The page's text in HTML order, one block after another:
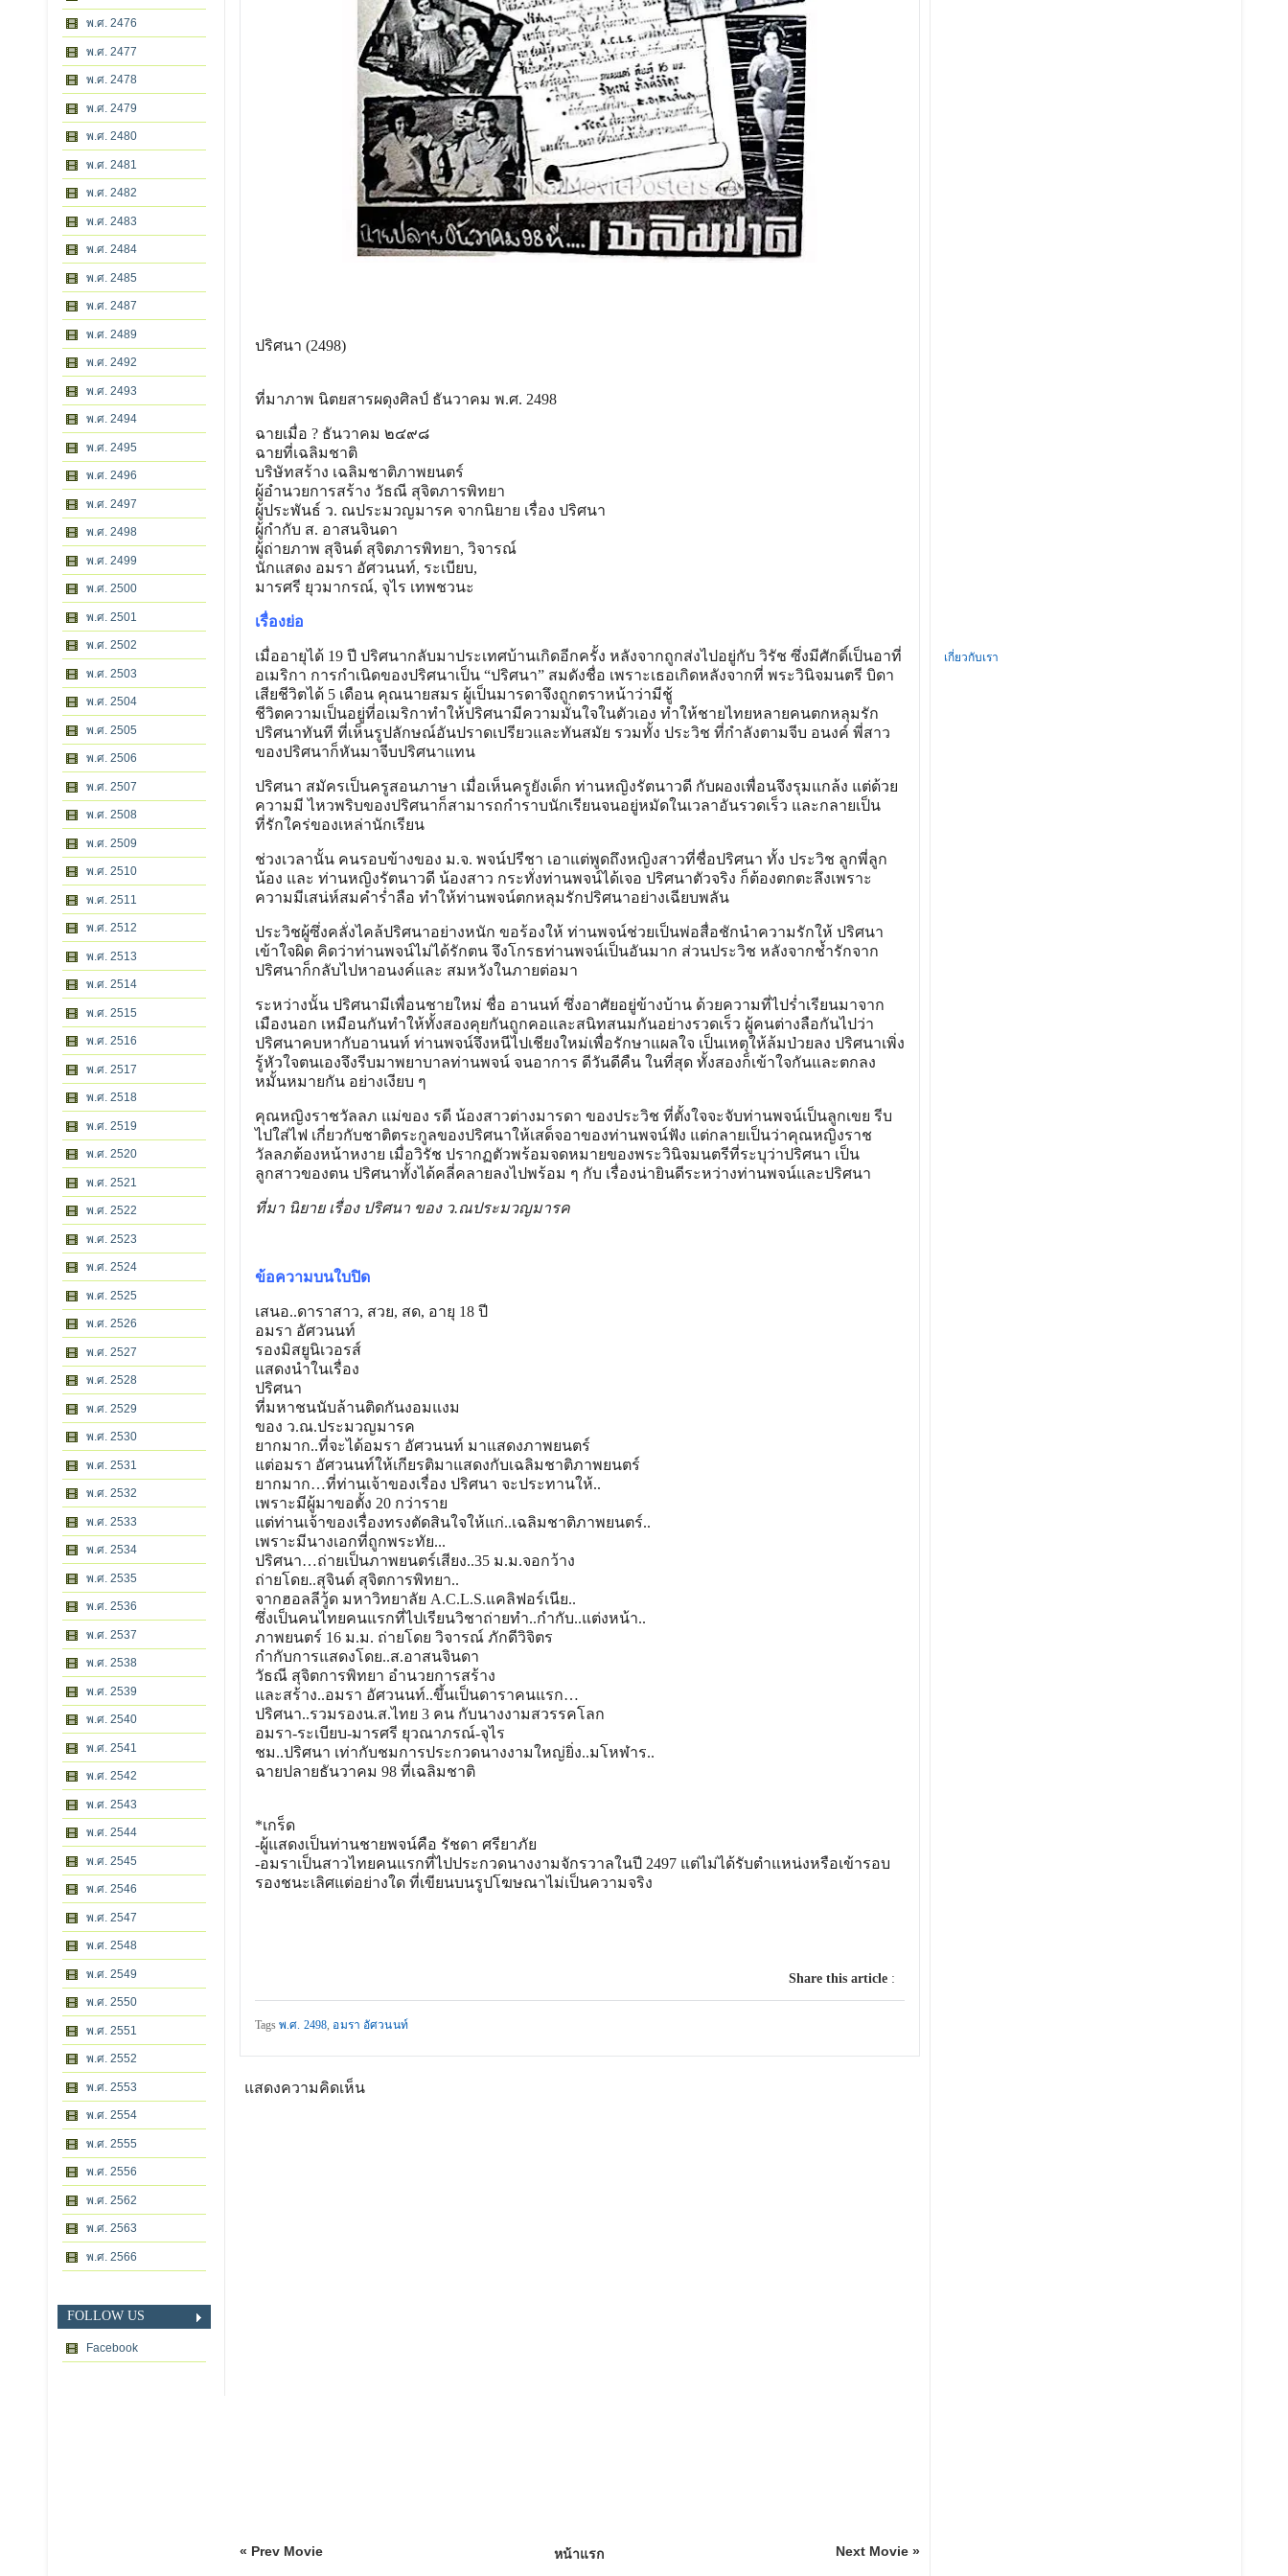
พ.ศ. 2476
พ.ศ. 2477
พ.ศ. 2478
พ.ศ. 2479
พ.ศ. 2480
พ.ศ. 2481
พ.ศ. 2482
พ.ศ. 2483
พ.ศ. 2484
พ.ศ. 2485
พ.ศ. 2487
พ.ศ. 2489
พ.ศ. 2492
พ.ศ. 2493
พ.ศ. 2494
พ.ศ. 2495
พ.ศ. 2496
พ.ศ. 2497
พ.ศ. 2498
พ.ศ. 2499
พ.ศ. 2500
พ.ศ. 2501
พ.ศ. 2502
พ.ศ. 2503
พ.ศ. 2504
พ.ศ. 2505
พ.ศ. 2506
พ.ศ. 2507
พ.ศ. 2508
พ.ศ. 2509
พ.ศ. 2510
พ.ศ. 2511
พ.ศ. 2512
พ.ศ. 2513
พ.ศ. 2514
พ.ศ. 2515
พ.ศ. 2516
พ.ศ. 2517
พ.ศ. 2518
พ.ศ. 2519
พ.ศ. 2520
พ.ศ. 2521
พ.ศ. 2522
พ.ศ. 2523
พ.ศ. 2524
พ.ศ. 2525
พ.ศ. 2526
พ.ศ. 2527
พ.ศ. 2528
พ.ศ. 2529
พ.ศ. 2530
พ.ศ. 2531
พ.ศ. 2532
พ.ศ. 2533
พ.ศ. 2534
พ.ศ. 2535
พ.ศ. 2536
พ.ศ. 2537
พ.ศ. 2538
พ.ศ. 2539
พ.ศ. 2540
พ.ศ. 2541
พ.ศ. 2542
พ.ศ. 2543
พ.ศ. 2544
พ.ศ. 2545
พ.ศ. 2546
พ.ศ. 2547
พ.ศ. 2548
พ.ศ. 2549
พ.ศ. 2550
พ.ศ. 2551
พ.ศ. 2552
พ.ศ. 2553
พ.ศ. 2554
พ.ศ. 2555
พ.ศ. 2556
พ.ศ. 2562
พ.ศ. 2563
พ.ศ. 2566
FOLLOW US
Facebook
ปริศนา (2498)
ที่มาภาพ นิตยสารผดุงศิลป์ ธันวาคม พ.ศ. 2498
ฉายเมื่อ ? ธันวาคม ๒๔๙๘
ฉายที่เฉลิมชาติ
บริษัทสร้าง เฉลิมชาติภาพยนตร์
ผู้อํานวยการสร้าง วัธณี สุจิตภารพิทยา
ผู้ประพันธ์ ว. ณประมวญมารค จากนิยาย เรื่อง ปริศนา
ผู้กํากับ ส. อาสนจินดา
ผู้ถ่ายภาพ สุจินต์ สุจิตภารพิทยา, วิจารณ์
นักแสดง อมรา อัศวนนท์, ระเบียบ,
มารศรี ยุวมากรณ์, จุไร เทพชวนะ
เรื่องย่อ
เมื่ออายุได้ 19 ปี ปริศนากลับมาประเทศบ้านเกิดอีกครั้ง หลังจากถูกส่งไปอยู่กับ วิรัช ซึ่งมีศักดิ์เป็นอาที่
อเมริกา การกําเนิดของปริศนาเป็น “ปริศนา” สมดังชื่อ เพราะเธอเกิดหลังจากที่ พระวินิจมนตรี บิดา
เสียชีวิตได้ 5 เดือน คุณนายสมร ผู้เป็นมารดาจึงถูกตราหน้าว่ามีชู้
ชีวิตความเป็นอยู่ที่อเมริกาทําให้ปริศนามีความมั่นใจในตัวเอง ทําให้ชายไทยหลายคนตกหลุมรัก
ปริศนาทันที ที่เห็นรูปลักษณ์อันปราดเปรียวและทันสมัย รวมทั้ง ประวิช ที่กําลังตามจีบ อนงค์ พี่สาว
ของปริศนาก็หันมาจีบปริศนาแทน
ปริศนา สมัครเป็นครูสอนภาษา เมื่อเห็นครูยังเด็ก ท่านหญิงรัตนาวดี กับผองเพื่อนจึงรุมแกล้ง แต่ด้วย
ความมี ไหวพริบของปริศนาก็สามารถกําราบนักเรียนจนอยู่หมัดในเวลาอันรวดเร็ว และกลายเป็น
ที่รักใคร่ของเหล่านักเรียน
ช่วงเวลานั้น คนรอบข้างของ ม.จ. พจน์ปรีชา เอาแต่พูดถึงหญิงสาวที่ชื่อปริศนา ทั้ง ประวิช ลูกพี่ลูก
น้อง และ ท่านหญิงรัตนาวดี น้องสาว กระทั่งท่านพจน์ได้เจอ ปริศนาตัวจริง ก็ต้องตกตะลึงเพราะ
ความมีเสน่ห์สมคําร่ำลือ ทําให้ท่านพจน์ตกหลุมรักปริศนาอย่างเฉียบพลัน
ประวิชผู้ซึ่งคลั่งไคล้ปริศนาอย่างหนัก ขอร้องให้ ท่านพจน์ช่วยเป็นพ่อสื่อชักนําความรักให้ ปริศนา
เข้าใจผิด คิดว่าท่านพจน์ไม่ได้รักตน จึงโกรธท่านพจน์เป็นอันมาก ส่วนประวิช หลังจากช้ำรักจาก
ปริศนาก็กลับไปหาอนงค์และ สมหวังในภายต่อมา
ระหว่างนั้น ปริศนามีเพื่อนชายใหม่ ชื่อ อานนท์ ซึ่งอาศัยอยู่ข้างบ้าน ด้วยความที่ไปร่ำเรียนมาจาก
เมืองนอก เหมือนกันทําให้ทั้งสองคุยกันถูกคอและสนิทสนมกันอย่างรวดเร็ว ผู้คนต่างลือกันไปว่า
ปริศนาคบหากับอานนท์ ท่านพจน์จึงหนีไปเชียงใหม่เพื่อรักษาแผลใจ เป็นเหตุให้ล้มป่วยลง ปริศนาเพิ่ง
รู้หัวใจตนเองจึงรีบมาพยาบาลท่านพจน์ จนอาการ ดีวันดีคืน ในที่สุด ทั้งสองก็เข้าใจกันและตกลง
หมั้นหมายกัน อย่างเงียบ ๆ
คุณหญิงราชวัลลภ แม่ของ รดี น้องสาวต่างมารดา ของประวิช ที่ตั้งใจจะจับท่านพจน์เป็นลูกเขย รีบ
ไปใส่ไฟ เกี่ยวกับชาติตระกูลของปริศนาให้เสด็จอาของท่านพจน์ฟัง แต่กลายเป็นว่าคุณหญิงราช
วัลลภต้องหน้าหงาย เมื่อวิรัช ปรากฏตัวพร้อมจดหมายของพระวินิจมนตรีที่ระบุว่าปริศนา เป็น
ลูกสาวของตน ปริศนาทั้งได้คลี่คลายลงไปพร้อม ๆ กับ เรื่องน่ายินดีระหว่างท่านพจน์และปริศนา
ที่มา นิยาย เรื่อง ปริศนา ของ ว.ณประมวญมารค
ข้อความบนใบปิด
เสนอ..ดาราสาว, สวย, สด, อายุ 18 ปี
อมรา อัศวนนท์
รองมิสยูนิเวอรส์
แสดงนำในเรื่อง
ปริศนา
ที่มหาชนนับล้านติดกันงอมแงม
ของ ว.ณ.ประมวญมารค
ยากมาก..ที่จะได้อมรา อัศวนนท์ มาแสดงภาพยนตร์
แต่อมรา อัศวนนท์ให้เกียรติมาแสดงกับเฉลิมชาติภาพยนตร์
ยากมาก…ที่ท่านเจ้าของเรื่อง ปริศนา จะประทานให้..
เพราะมีผู้มาขอตั้ง 20 กว่าราย
แต่ท่านเจ้าของเรื่องทรงตัดสินใจให้แก่..เฉลิมชาติภาพยนตร์..
เพราะมีนางเอกที่ถูกพระทัย...
ปริศนา…ถ่ายเป็นภาพยนตร์เสียง..35 ม.ม.จอกว้าง
ถ่ายโดย..สุจินต์ สุจิตการพิทยา..
จากฮอลลีวู้ด มหาวิทยาลัย A.C.L.S.แคลิฟอร์เนีย..
ซึ่งเป็นคนไทยคนแรกที่ไปเรียนวิชาถ่ายทำ..กำกับ..แต่งหน้า..
ภาพยนตร์ 16 ม.ม. ถ่ายโดย วิจารณ์ ภักดีวิจิตร
กำกับการแสดงโดย..ส.อาสนจินดา
วัธณี สุจิตการพิทยา อำนวยการสร้าง
และสร้าง..อมรา อัศวนนท์..ขึ้นเป็นดาราคนแรก…
ปริศนา..รวมรองน.ส.ไทย 3 คน กับนางงามสวรรคโลก
อมรา-ระเบียบ-มารศรี ยุวณาภรณ์-จุไร
ชม..ปริศนา เท่ากับชมการประกวดนางงามใหญ่ยิ่ง..มโหฬาร..
ฉายปลายธันวาคม 98 ที่เฉลิมชาติ
*เกร็ด
-ผู้แสดงเป็นท่านชายพจน์คือ รัชดา ศรียาภัย
-อมราเป็นสาวไทยคนแรกที่ไปประกวดนางงามจักรวาลในปี 2497 แต่ไม่ได้รับตำแหน่งหรือเข้ารอบ
รองชนะเลิศแต่อย่างใด ที่เขียนบนรูปโฆษณาไม่เป็นความจริง
Share this article:
Tagsพ.ศ. 2498, อมรา อัศวนนท์
แสดงความคิดเห็น
« Prev Movie Next Movie »
หน้าแรก
เกี่ยวกับเรา